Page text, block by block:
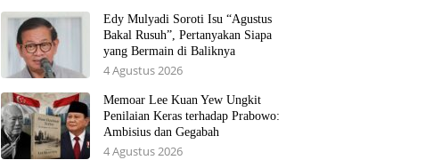
Edy Mulyadi Soroti Isu “Agustus
Bakal Rusuh”, Pertanyakan Siapa
yang Bermain di Baliknya
4 Agustus 2026
Memoar Lee Kuan Yew Ungkit
Penilaian Keras terhadap Prabowo:
Ambisius dan Gegabah
4 Agustus 2026